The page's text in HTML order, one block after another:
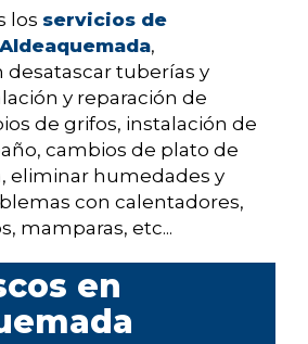
los servicios de
,
desatascar tuberías y
y reparación de
de grifos, instalación de
cambios de plato de
eliminar humedades y
con calentadores,
mamparas, etc...
en